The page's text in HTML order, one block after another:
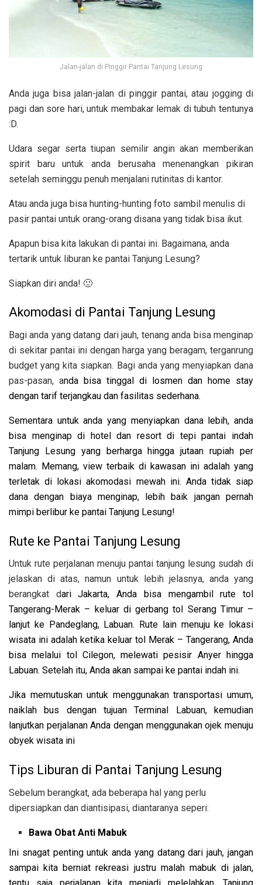
Jalan-jalan di Pinggir Pantai Tanjung Lesung
Anda juga bisa jalan-jalan di pinggir pantai, atau jogging di
pagi dan sore hari, untuk membakar lemak di tubuh tentunya
:D.
Udara segar serta tiupan semilir angin akan memberikan
spirit baru untuk anda berusaha menenangkan pikiran
setelah seminggu penuh menjalani rutinitas di kantor.
Atau anda juga bisa hunting-hunting foto sambil menulis di
pasir pantai untuk orang-orang disana yang tidak bisa ikut.
Apapun bisa kita lakukan di pantai ini. Bagaimana, anda
tertarik untuk liburan ke pantai Tanjung Lesung?
Siapkan diri anda! 🙂
Akomodasi di Pantai Tanjung Lesung
Bagi anda yang datang dari jauh, tenang anda bisa menginap
di sekitar pantai ini dengan harga yang beragam, terganrung
budget yang kita siapkan. Bagi anda yang menyiapkan dana
pas-pasan, anda bisa tinggal di losmen dan home stay
dengan tarif terjangkau dan fasilitas sederhana.
Sementara untuk anda yang menyiapkan dana lebih, anda
bisa menginap di hotel dan resort di tepi pantai indah
Tanjung Lesung yang berharga hingga jutaan rupiah per
malam. Memang, view terbaik di kawasan ini adalah yang
terletak di lokasi akomodasi mewah ini. Anda tidak siap
dana dengan biaya menginap, lebih baik jangan pernah
mimpi berlibur ke pantai Tanjung Lesung!
Rute ke Pantai Tanjung Lesung
Untuk rute perjalanan menuju pantai tanjung lesung sudah di
jelaskan di atas, namun untuk lebih jelasnya, anda yang
berangkat dari Jakarta, Anda bisa mengambil rute tol
Tangerang-Merak – keluar di gerbang tol Serang Timur –
lanjut ke Pandeglang, Labuan. Rute lain menuju ke lokasi
wisata ini adalah ketika keluar tol Merak – Tangerang, Anda
bisa melalui tol Cilegon, melewati pesisir Anyer hingga
Labuan. Setelah itu, Anda akan sampai ke pantai indah ini.
Jika memutuskan untuk menggunakan transportasi umum,
naiklah bus dengan tujuan Terminal Labuan, kemudian
lanjutkan perjalanan Anda dengan menggunakan ojek menuju
obyek wisata ini
Tips Liburan di Pantai Tanjung Lesung
Sebelum berangkat, ada beberapa hal yang perlu
dipersiapkan dan diantisipasi, diantaranya seperi:
Bawa Obat Anti Mabuk
Ini snagat penting untuk anda yang datang dari jauh, jangan
sampai kita berniat rekreasi justru malah mabuk di jalan,